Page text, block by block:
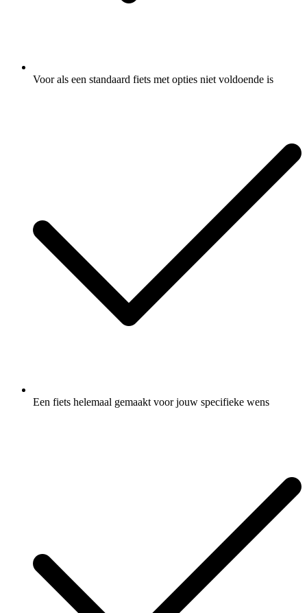
Voor als een standaard fiets met opties niet voldoende is
Een fiets helemaal gemaakt voor jouw specifieke wens